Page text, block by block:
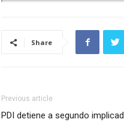
Share
Previous article
PDI detiene a segundo